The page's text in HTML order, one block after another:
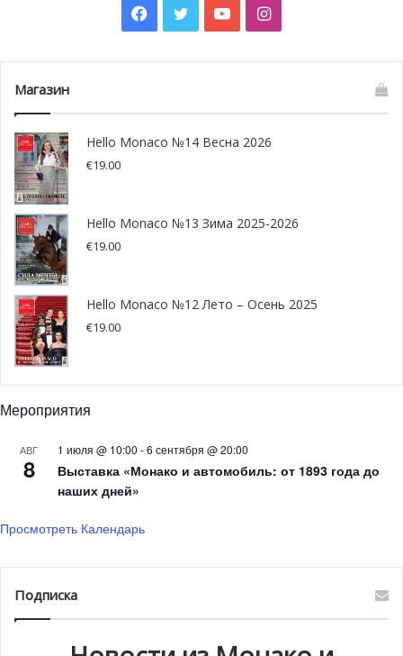
Лондона, от Брюсселя до Лос-Анджелеса, от Сан-Паоло
до Княжества Монако. Здесь чередуются текст и
изображения, описывая самые камерные и изысканные
интерьеры, удивительно сочетающие элементы
многообразный художественный стиль, объединённый
величественной гармонией на основе видения
талантливых дизайнеров. Аннабель Селльдорф, Питер
Facebook
TwitterYouTubeInstagram
Магазин
Hello Monaco №14 Весна 2026
€19.00
Hello Monaco №13 Зима 2025-2026
€19.00
Hello Monaco №12 Лето – Осень 2025
€19.00
Мероприятия
АВГ
8
1 июля @ 10:00 -6 сентября @ 20:00
Выставка «Монако и автомобиль: от 1893 года до
наших дней»
Просмотреть Календарь
Подписка